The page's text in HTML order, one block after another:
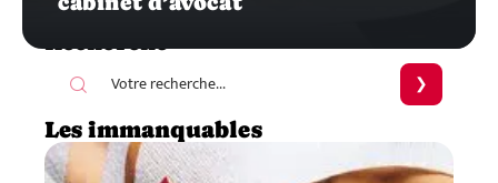
Recherche
Les immanquables